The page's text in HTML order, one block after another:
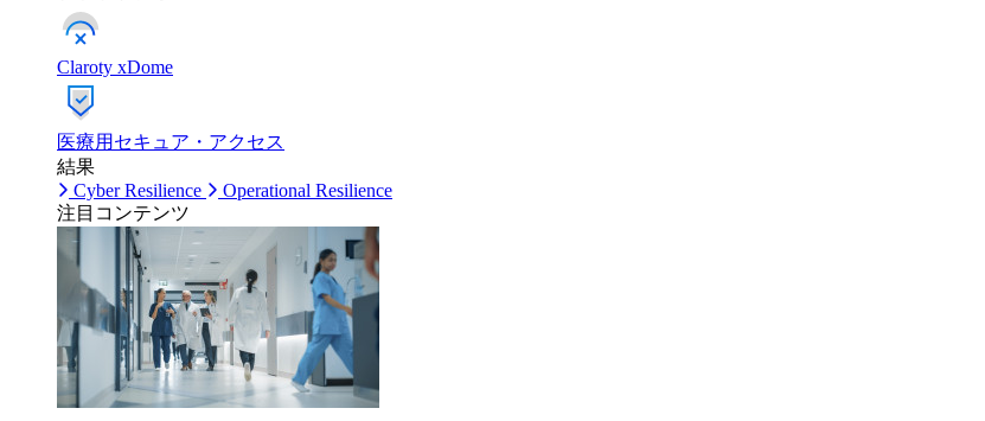
Claroty xDome
医療用セキュア・アクセス
結果
Cyber Resilience
Operational Resilience
注目コンテンツ